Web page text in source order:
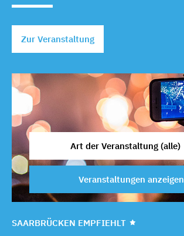
Zur Veranstaltung
Art der Veranstaltung (alle)
Veranstaltungen anzeigen
SAARBRÜCKEN EMPFIEHLT